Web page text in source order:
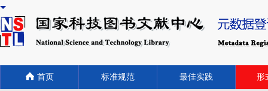
首页 标准规范 最佳实践 形